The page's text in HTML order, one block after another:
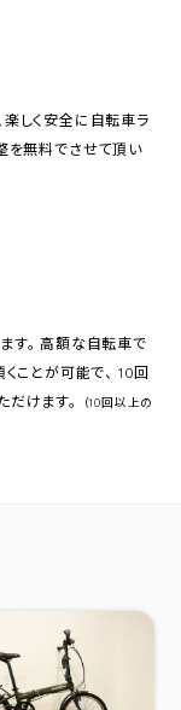
しく安全に自転車ラ
を無料でさせて頂い
す。 高額な自転車で
ことが可能で、 10回
けます。
（10回以上の